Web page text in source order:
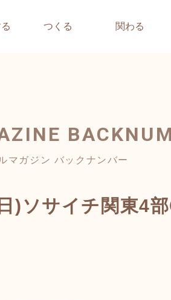
つくる 関わる
マガジン バックナンバー
ソサイチ関東4部